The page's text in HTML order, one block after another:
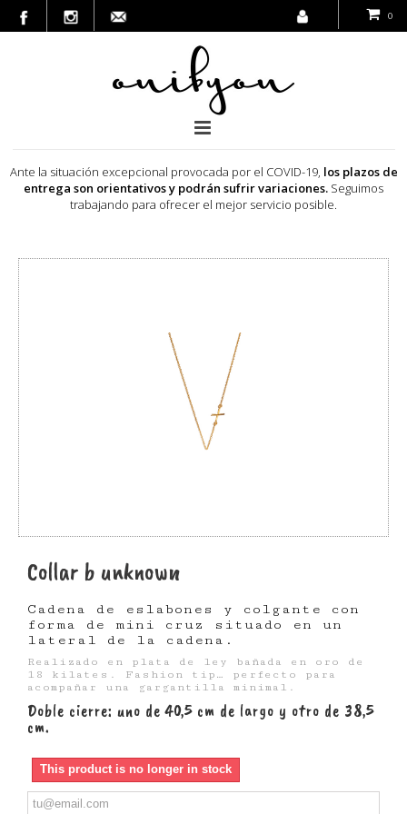
0
Ante la situación excepcional provocada por el COVID-19, los plazos de
entrega son orientativos y podrán sufrir variaciones. Seguimos
trabajando para ofrecer el mejor servicio posible.
Collar b unknown
Cadena de eslabones y colgante con
forma de mini cruz situado en un
lateral de la cadena.
Realizado en plata de ley bañada en oro de
18 kilates. Fashion tip… perfecto para
acompañar una gargantilla minimal.
Doble cierre: uno de 40,5 cm de largo y otro de 38,5
cm.
This product is no longer in stock